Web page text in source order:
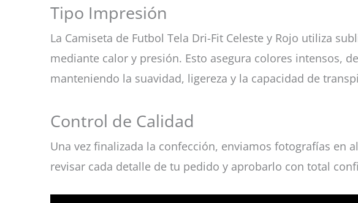
Tipo Impresión
La Camiseta de Futbol Tela Dri-Fit Celeste y Rojo utiliza
mediante calor y presión. Esto asegura colores intensos,
manteniendo la suavidad, ligereza y la capacidad de
Control de Calidad
Una vez finalizada la confección, enviamos fotografías en
revisar cada detalle de tu pedido y aprobarlo con total